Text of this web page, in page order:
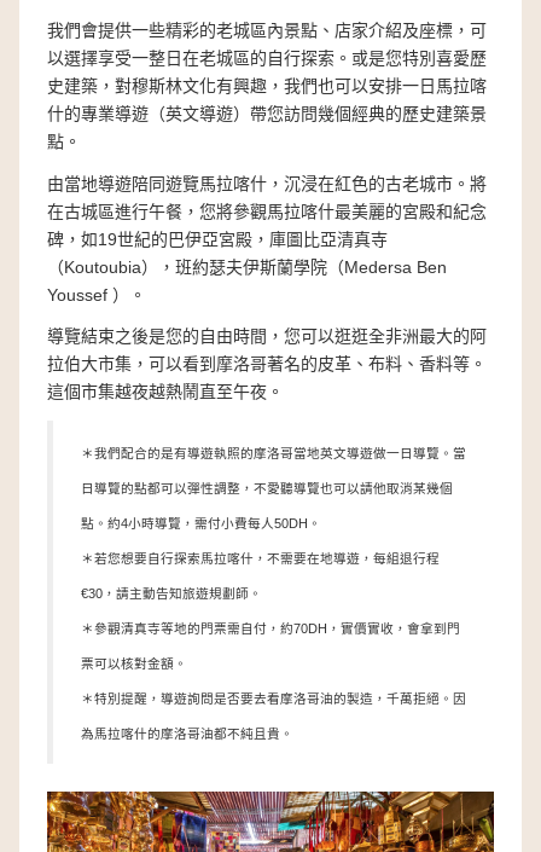
我們會提供一些精彩的老城區內景點、店家介紹及座標，可
以選擇享受一整日在老城區的自行探索。或是您特別喜愛歷
史建築，對穆斯林文化有興趣，我們也可以安排一日馬拉喀
什的專業導遊（英文導遊）帶您訪問幾個經典的歷史建築景
點。
由當地導遊陪同遊覽馬拉喀什，沉浸在紅色的古老城市。將
在古城區進行午餐，您將參觀馬拉喀什最美麗的宮殿和紀念
碑，如19世紀的巴伊亞宮殿，庫圖比亞清真寺
（Koutoubia），班約瑟夫伊斯蘭學院（Medersa Ben
Youssef ）。
導覽結束之後是您的自由時間，您可以逛逛全非洲最大的阿
拉伯大市集，可以看到摩洛哥著名的皮革、布料、香料等。
這個市集越夜越熱鬧直至午夜。
＊我們配合的是有導遊執照的摩洛哥當地英文導遊做一日導覽。當
日導覽的點都可以彈性調整，不愛聽導覽也可以請他取消某幾個
點。約4小時導覽，需付小費每人50DH。
＊若您想要自行探索馬拉喀什，不需要在地導遊，每組退行程
€30，請主動告知旅遊規劃師。
＊參觀清真寺等地的門票需自付，約70DH，實價實收，會拿到門
票可以核對金額。
＊特別提醒，導遊詢問是否要去看摩洛哥油的製造，千萬拒絕。因
為馬拉喀什的摩洛哥油都不純且貴。